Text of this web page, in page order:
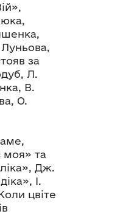
за
Л.
В.
О.
моя» та
Дж.
І.
цвіте